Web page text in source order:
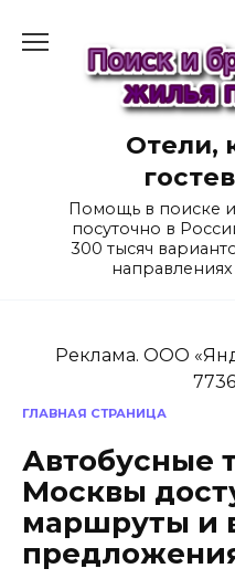
содержанию
Отели,
Помощь в поиске
посуточно в
300 тысяч
Реклама. ООО
ГЛАВНАЯ СТРАНИЦА
Автобусные
Москвы
маршруты и